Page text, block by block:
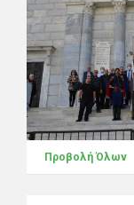
Προβολή Όλων